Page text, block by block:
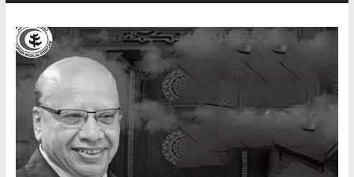
إنشاء المبنى الإداري